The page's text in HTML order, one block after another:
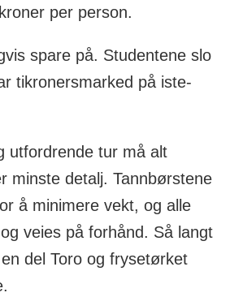
per person.
spare på. Studentene slo
tikronersmarked på iste-
utfordrende tur må alt
minste detalj. Tannbørstene
å minimere vekt, og alle
veies på forhånd. Så langt
del Toro og frysetørket